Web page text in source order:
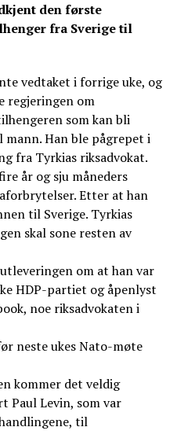
den første
fra Sverige til
vedtaket i forrige uke, og
regjeringen om
som kan bli
Han ble pågrepet i
fra Tyrkias riksadvokat.
år og sju måneders
Etter at han
til Sverige. Tyrkias
skal sone resten av
om at han var
HDP-partiet og åpenlyst
noe riksadvokaten i
neste ukes Nato-møte
kommer det veldig
Paul Levin, som var
til